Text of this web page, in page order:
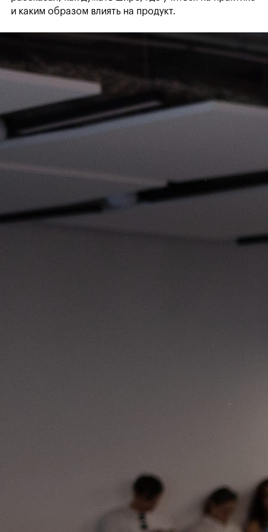
и каким образом влиять на продукт.